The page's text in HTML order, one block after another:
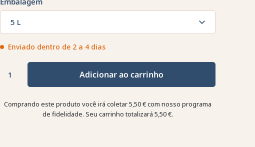
5 L
Enviado dentro de 2 a 4 dias
Adicionar ao carrinho
Comprando este produto você irá coletar5,50 €com nosso programa
de fidelidade. Seu carrinho totalizará5,50 €.